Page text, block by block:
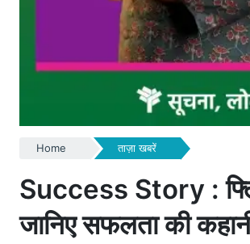
Home ताज़ा खबरें
Success Story :
जानिए सफलता की